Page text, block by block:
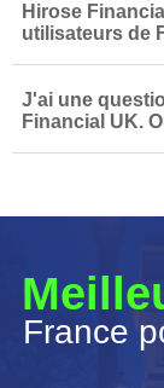
Hirose
utilisateurs de
J'ai une
Financial UK.
France